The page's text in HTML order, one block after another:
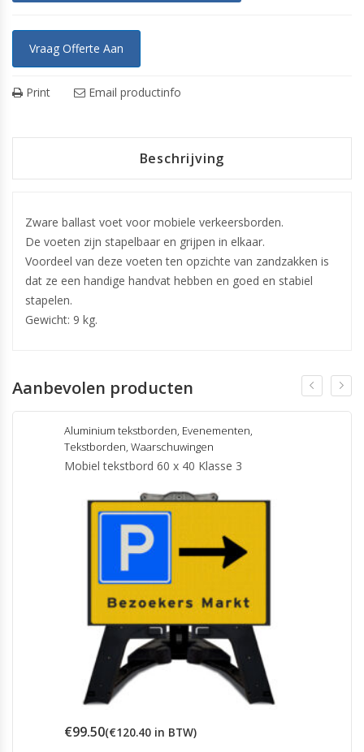
Vraag Offerte Aan
Print Email productinfo
Beschrijving
Zware ballast voet voor mobiele verkeersborden.
De voeten zijn stapelbaar en grijpen in elkaar.
Voordeel van deze voeten ten opzichte van zandzakken is
dat ze een handige handvat hebben en goed en stabiel
stapelen.
Gewicht: 9 kg.
Aanbevolen producten
Aluminium tekstborden, Evenementen,
Tekstborden, Waarschuwingen
Mobiel tekstbord 60 x 40 Klasse 3
€99.50(€120.40 in BTW)